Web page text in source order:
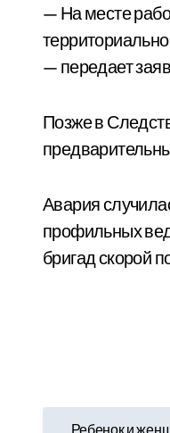
— На месте
— передает
Позже в
Авария
профильных
бригад скорой
Ребенок и